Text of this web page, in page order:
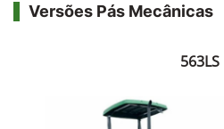
Versões Pás Mecânicas
563LS